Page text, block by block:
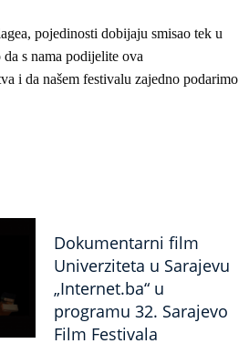
pojedinosti dobijaju smisao tek u
s nama podijelite ova
i da našem festivalu zajedno podarimo
Dokumentarni film
Univerziteta u Sarajevu
„Internet.ba“ u
programu 32. Sarajevo
Film Festivala